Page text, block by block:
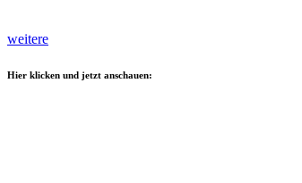
weitere
Hier klicken und jetzt anschauen: